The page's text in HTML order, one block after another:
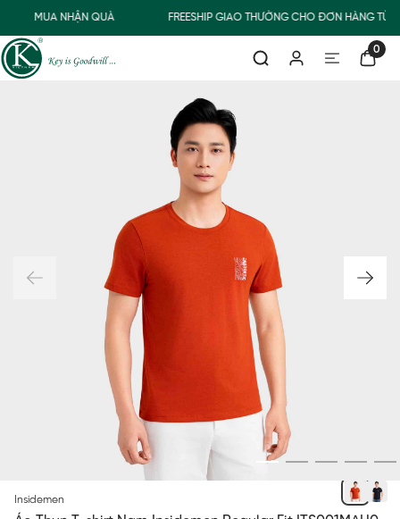
MUA NHẬN QUÀ FREESHIP GIAO THƯỜNG CHO ĐƠN HÀNG TỪ
0
Insidemen